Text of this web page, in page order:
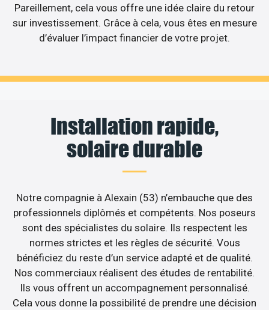
Pareillement, cela vous offre une idée claire du retour
sur investissement. Grâce à cela, vous êtes en mesure
d’évaluer l’impact financier de votre projet.
Installation rapide,
solaire durable
Notre compagnie à Alexain (53) n’embauche que des
professionnels diplômés et compétents. Nos poseurs
sont des spécialistes du solaire. Ils respectent les
normes strictes et les règles de sécurité. Vous
bénéficiez du reste d’un service adapté et de qualité.
Nos commerciaux réalisent des études de rentabilité.
Ils vous offrent un accompagnement personnalisé.
Cela vous donne la possibilité de prendre une décision